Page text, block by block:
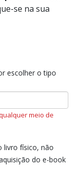
se na sua
escolher o tipo
meio de
livro físico, não
do e-book